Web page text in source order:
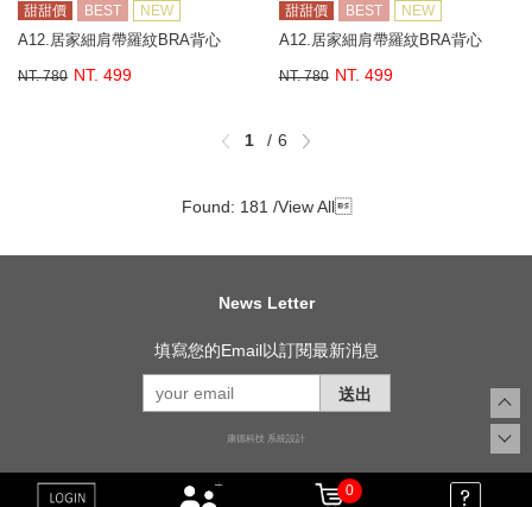
甜甜價 BEST NEW
A12.居家細肩帶羅紋BRA背心
NT. 780 NT. 499
甜甜價 BEST NEW
A12.居家細肩帶羅紋BRA背心
NT. 780 NT. 499
1 6
Found: 181 /View All
News Letter
填寫您的Email以訂閱最新消息
送出
康德科技 系統設計
0